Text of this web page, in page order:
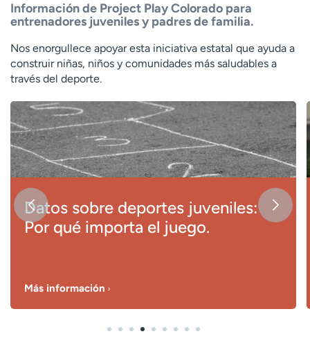
Información de Project Play Colorado para
entrenadores juveniles y padres de familia.
Nos enorgullece apoyar esta iniciativa estatal que ayuda a
construir niñas, niños y comunidades más saludables a
través del deporte.
Datos sobre deportes juveniles:
Por qué importa el juego.
Más información